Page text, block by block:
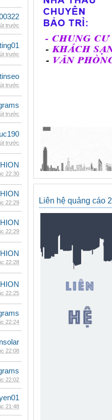
trước
trước
trước
trước
trước
22:30
22:29
22:29
22:28
22:25
22:24
22:08
22:02
21:48
Liên hệ quảng cáo 2